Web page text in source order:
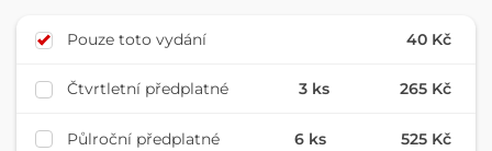
Pouze toto vydání 40 Kč
Čtvrtletní předplatné 3 ks 265 Kč
Půlroční předplatné 6 ks 525 Kč